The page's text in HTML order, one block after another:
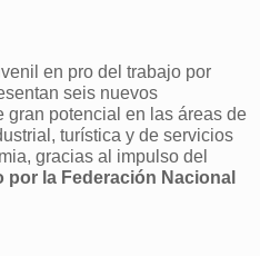
en pro del trabajo por
seis nuevos
gran potencial en las áreas de
turística y de servicios
gracias al impulso del
por la Federación Nacional